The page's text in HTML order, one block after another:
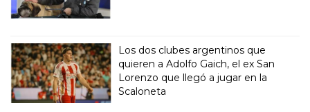
Los dos clubes argentinos que
quieren a Adolfo Gaich, el ex San
Lorenzo que llegó a jugar en la
Scaloneta